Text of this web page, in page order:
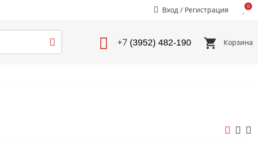
Вход / Регистрация 0
+7 (3952) 482-190 Корзина